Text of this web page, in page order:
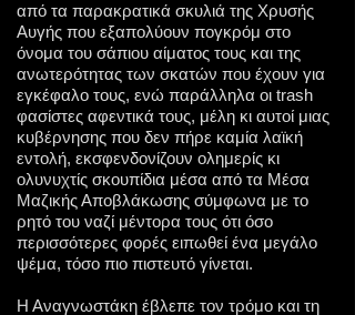
από τα παρακρατικά σκυλιά της Χρυσής
Αυγής που εξαπολύουν πογκρόμ στο
όνομα του σάπιου αίματος τους και της
ανωτερότητας των σκατών που έχουν για
εγκέφαλο τους, ενώ παράλληλα οι trash
φασίστες αφεντικά τους, μέλη κι αυτοί μιας
κυβέρνησης που δεν πήρε καμία λαϊκή
εντολή, εκσφενδονίζουν ολημερίς κι
ολυνυχτίς σκουπίδια μέσα από τα Μέσα
Μαζικής Αποβλάκωσης σύμφωνα με το
ρητό του ναζί μέντορα τους ότι όσο
περισσότερες φορές ειπωθεί ένα μεγάλο
ψέμα, τόσο πιο πιστευτό γίνεται.
Η Αναγνωστάκη έβλεπε τον τρόμο και τη